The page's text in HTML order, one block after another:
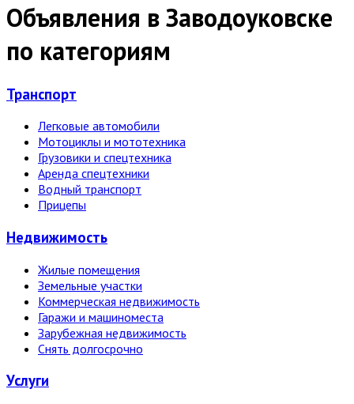
Объявления в Заводоуковске
по категориям
Транспорт
Легковые автомобили
Мотоциклы и мототехника
Грузовики и спецтехника
Аренда спецтехники
Водный транспорт
Прицепы
Недвижи­мость
Жилые помещения
Земельные участки
Коммерческая недвижимость
Гаражи и машиноместа
Зарубежная недвижимость
Снять долгосрочно
Услуги